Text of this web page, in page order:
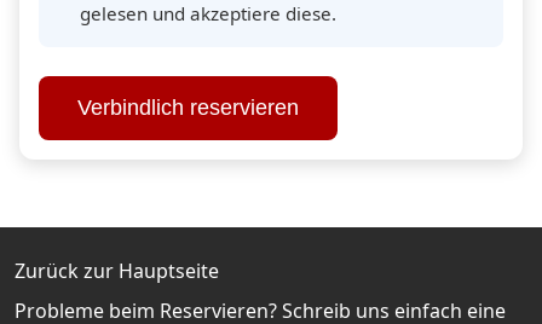
gelesen und akzeptiere diese.
Verbindlich reservieren
Zurück zur Hauptseite
Probleme beim Reservieren? Schreib uns einfach eine